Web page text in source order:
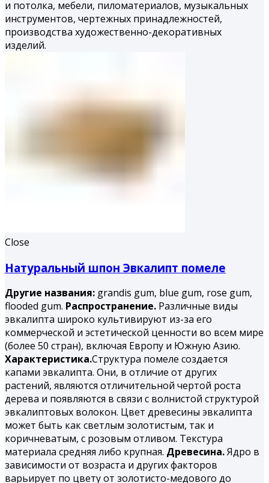
и потолка, мебели, пиломатериалов, музыкальных
инструментов, чертежных принадлежностей,
производства ху­дожественно-декоративных
изделий.
Close
Натуральный шпон Эвкалипт помеле
Другие названия: grandis gum, blue gum, rose gum,
flooded gum. Распространение. Различные виды
эвкалипта широко культивируют из-за его
коммерческой и эстетической ценности во всем мире
(более 50 стран), включая Европу и Южную Азию.
Характеристика.Структура помеле создается
капами эвкалипта. Они, в отличие от других
растений, являются отличительной чертой роста
дерева и появляются в связи с волнистой структурой
эвкалиптовых волокон. Цвет древесины эвкалипта
может быть как светлым золотистым, так и
коричневатым, с розовым отливом. Текстура
материала средняя либо крупная. Древесина.Ядро в
зависимости от возраста и других факторов
варьирует по цвету от золотисто-медового до